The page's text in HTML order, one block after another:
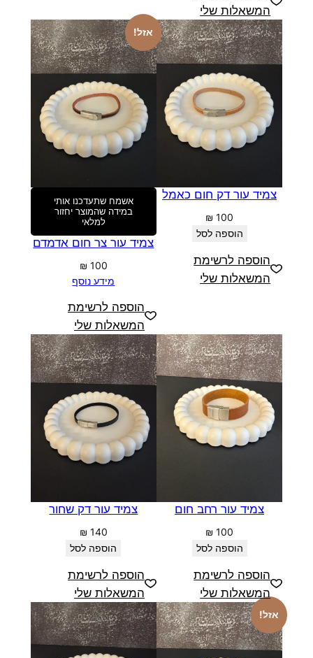
המשאלות שלי
צמיד עור דק חום כאמל
₪ 100
הוספה לסל
הוספה לרשימת
המשאלות שלי
אזל!
אשמח שתעדכנו אותי
במידה שהמוצר יחזור
למלאי
צמיד עור צר חום אדמדם
₪ 100
מידע נוסף
הוספה לרשימת
המשאלות שלי
צמיד עור רחב חום
₪ 100
הוספה לסל
הוספה לרשימת
המשאלות שלי
צמיד עור דק שחור
₪ 140
הוספה לסל
הוספה לרשימת
המשאלות שלי
אזל!